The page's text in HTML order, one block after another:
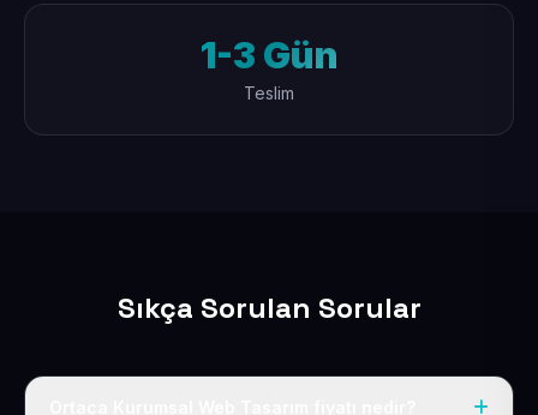
1-3 Gün
Teslim
Sıkça Sorulan Sorular